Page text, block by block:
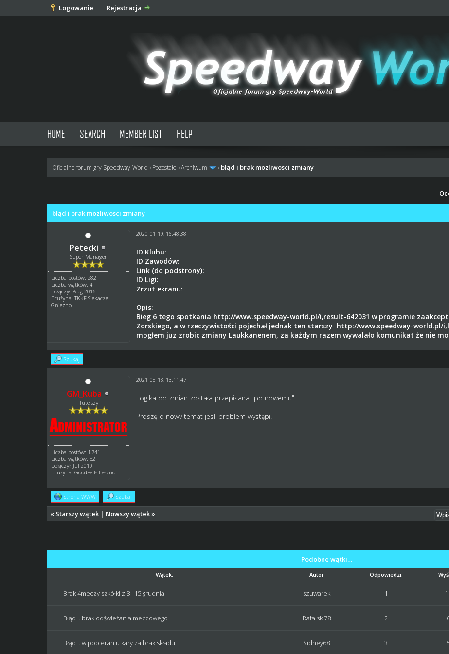
Logowanie Rejestracja
HOME SEARCH MEMBER LIST HELP
Oficjalne forum gry Speedway-World › Pozostałe ›Archiwum › błąd i brak mozliwosci zmiany
błąd i brak mozliwosci zmiany
Petecki
Super Manager
Liczba postów: 282
Liczba wątków: 4
Dołączył: Aug 2016
Drużyna: TKKF Siekacze
Gniezno
2020-01-19, 16:48:38
ID Klubu:
ID Zawodów:
Link (do podstrony):
ID Ligi:
Zrzut ekranu:
Opis:
Bieg 6 tego spotkania http://www.speedway-world.pl/i,result-642031 w programie
Zorskiego, a w rzeczywistości pojechał jednak ten starszy http://www.speedway-world.pl/
mogłem juz zrobic zmiany Laukkanenem, za każdym razem wywalało komunikat że nie
Szukaj
GM_Kuba
Tutejszy
Liczba postów: 1,741
Liczba wątków: 52
Dołączył: Jul 2010
Drużyna: GoodFells Leszno
2021-08-18, 13:11:47
Logika od zmian została przepisana "po nowemu".
Proszę o nowy temat jesli problem wystąpi.
Strona WWW Szukaj
« Starszy wątek | Nowszy wątek »
Podobne wątki…
Wątek: Autor Odpowiedzi:
Brak 4meczy szkółki z 8 i 15 grudnia szuwarek 1
Błąd ...brak odświeżania meczowego Rafalski78 2
Błąd ...w pobieraniu kary za brak składu Sidney68 3